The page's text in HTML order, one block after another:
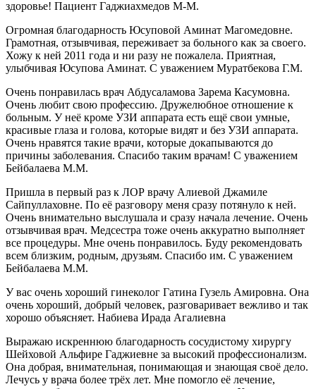
здоровье! Пациент Гаджиахмедов М-М.
Огромная благодарность Юсуповой Аминат Магомедовне.
Грамотная, отзывчивая, переживает за больного как за своего.
Хожу к ней 2011 года и ни разу не пожалела. Приятная,
улыбчивая Юсупова Аминат. С уважением Муратбекова Г.М.
Очень понравилась врач Абдусаламова Зарема Касумовна.
Очень любит свою профессию. Дружелюбное отношение к
больным. У неё кроме УЗИ аппарата есть ещё свои умные,
красивые глаза и голова, которые видят и без УЗИ аппарата.
Очень нравятся такие врачи, которые докапываются до
причины заболевания. Спасибо таким врачам! С уважением
Бейбалаева М.М.
Пришла в первый раз к ЛОР врачу Алиевой Джамиле
Сайпуллаховне. По её разговору меня сразу потянуло к ней.
Очень внимательно выслушала и сразу начала лечение. Очень
отзывчивая врач. Медсестра тоже очень аккуратно выполняет
все процедуры. Мне очень понравилось. Буду рекомендовать
всем близким, родным, друзьям. Спасибо им. С уважением
Бейбалаева М.М.
У вас очень хороший гинеколог Гатина Гузель Амировна. Она
очень хороший, добрый человек, разговаривает вежливо и так
хорошо объясняет. Набиева Ирада Агалиевна
Выражаю искреннюю благодарность сосудистому хирургу
Шейховой Альфире Гаджиевне за высокий профессионализм.
Она добрая, внимательная, понимающая и знающая своё дело.
Лечусь у врача более трёх лет. Мне помогло её лечение,